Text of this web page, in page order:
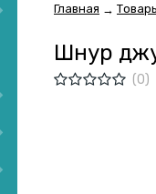
Главная →
Шнур
(0)